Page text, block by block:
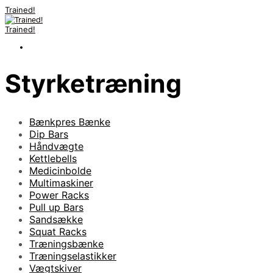
Trained!
Trained!
Styrketræning
Bænkpres Bænke
Dip Bars
Håndvægte
Kettlebells
Medicinbolde
Multimaskiner
Power Racks
Pull up Bars
Sandsække
Squat Racks
Træningsbænke
Træningselastikker
Vægtskiver